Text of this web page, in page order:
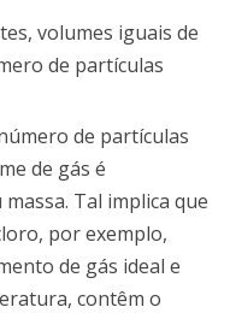
volumes iguais de
de partículas
de partículas
de gás é
Tal implica que
por exemplo,
de gás ideal e
contêm o